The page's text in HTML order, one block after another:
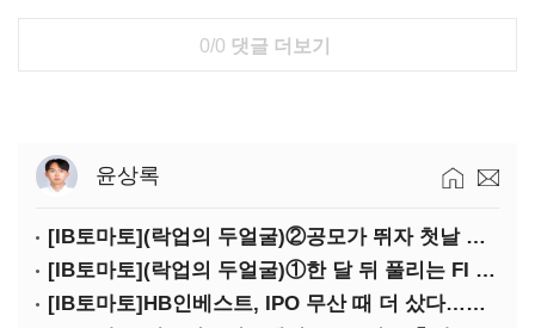
0/0 댓글 더보기
윤상록
[IB토마토](락업의 두얼굴)②공모가 뛰자 첫날 매도…FI 엑시트 전략 갈렸다
[IB토마토](락업의 두얼굴)①한 달 뒤 풀리는 FI 물량…새내기주 오버행 경계
[IB토마토]HB인베스트, IPO 무산 때 더 샀다…마키나락스 투자 2.7배 회수